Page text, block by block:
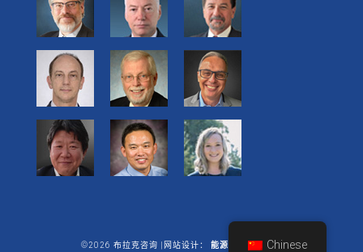
©2026 布拉克咨询 |网站设计： 能源商业有限公司Chinese